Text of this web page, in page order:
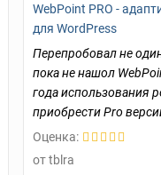
WebPoint PRO -
для WordPress
Перепробовал не
пока не нашол
года использования
приобрести Pro
Оценка:
от tblra